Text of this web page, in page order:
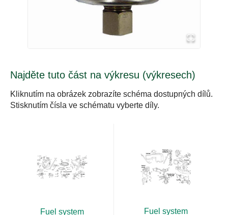
Najděte tuto část na výkresu (výkresech)
Kliknutím na obrázek zobrazíte schéma dostupných dílů.
Stisknutím čísla ve schématu vyberte díly.
Fuel system Fuel system